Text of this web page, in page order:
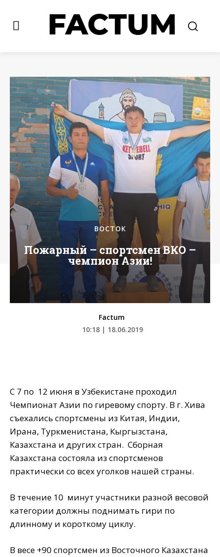
ВОСТОК
Пожарный – спортсмен ВКО –
чемпион Азии!
Factum
10:18 | 18.06.2019
С 7 по 12 июня в Узбекистане проходил
Чемпионат Азии по гиревому спорту. В г. Хива
съехались спортсмены из Китая, Индии,
Ирана, Туркменистана, Кыргызстана,
Казахстана и других стран. Сборная
Казахстана состояла из спортсменов
практически со всех уголков нашей страны.
В течение 10 минут участники разной весовой
категории должны поднимать гири по
длинному и короткому циклу.
В весе +90 спортсмен из Восточного Казахстана